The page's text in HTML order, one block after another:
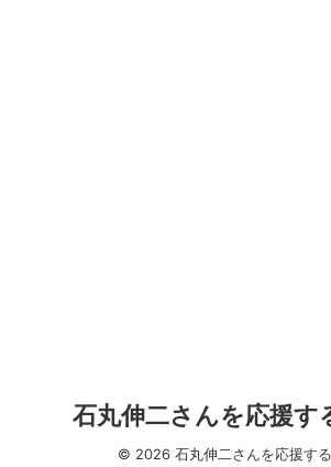
石丸伸二さんを応援す
© 2026 石丸伸二さんを応援す